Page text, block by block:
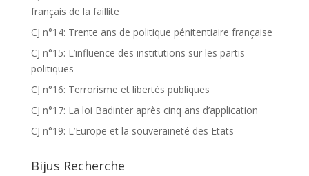
français de la faillite
CJ n°14: Trente ans de politique pénitentiaire française
CJ n°15: L’influence des institutions sur les partis
politiques
CJ n°16: Terrorisme et libertés publiques
CJ n°17: La loi Badinter après cinq ans d’application
CJ n°19: L’Europe et la souveraineté des Etats
Bijus Recherche